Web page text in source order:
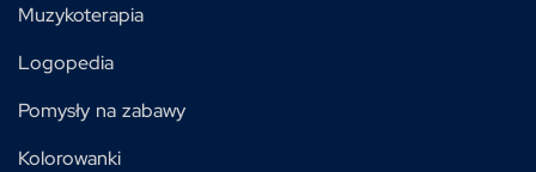
Muzykoterapia
Logopedia
Pomysły na zabawy
Kolorowanki